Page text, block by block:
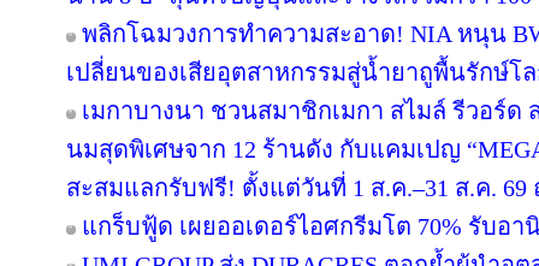
พลิกโฉมวงการทำความสะอาด! NIA หนุน
เปลี่ยนของเสียอุตสาหกรรมสู่น้ำยาถูพื้นรักษ์โ
เมกาบางนา ชวนสมาชิกเมกา สไมล์ รีวอร์ด
นมสุดพิเศษจาก 12 ร้านดัง กับแคมเปญ
สะสมแลกรับฟรี! ตั้งแต่วันที่ 1 ส.ค.–31 ส.ค.
แกร็บฟู้ด เผยออเดอร์ไอศกรีมโต 70% รับอา